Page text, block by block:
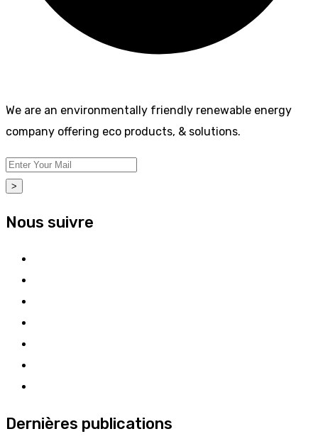
We are an environmentally friendly renewable energy
company offering eco products, & solutions.
>
Nous suivre
Dernières publications